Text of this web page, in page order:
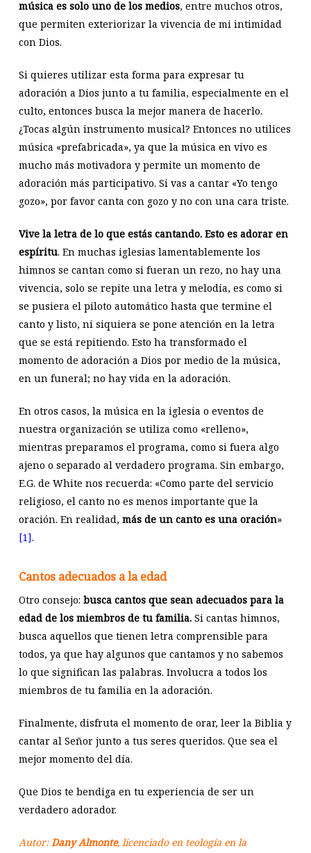
música es solo uno de los medios, entre muchos otros,
que permiten exteriorizar la vivencia de mi intimidad
con Dios.
Si quieres utilizar esta forma para expresar tu
adoración a Dios junto a tu familia, especialmente en el
culto, entonces busca la mejor manera de hacerlo.
¿Tocas algún instrumento musical? Entonces no utilices
música «prefabricada», ya que la música en vivo es
mucho más motivadora y permite un momento de
adoración más participativo. Si vas a cantar «Yo tengo
gozo», por favor canta con gozo y no con una cara triste.
Vive la letra de lo que estás cantando. Esto es adorar en
espíritu. En muchas iglesias lamentablemente los
himnos se cantan como si fueran un rezo, no hay una
vivencia, solo se repite una letra y melodía, es como si
se pusiera el piloto automático hasta que termine el
canto y listo, ni siquiera se pone atención en la letra
que se está repitiendo. Esto ha transformado el
momento de adoración a Dios por medio de la música,
en un funeral; no hay vida en la adoración.
En otros casos, la música en la iglesia o eventos de
nuestra organización se utiliza como «relleno»,
mientras preparamos el programa, como si fuera algo
ajeno o separado al verdadero programa. Sin embargo,
E.G. de White nos recuerda: «Como parte del servicio
religioso, el canto no es menos importante que la
oración. En realidad, más de un canto es una oración»
[1].
Cantos adecuados a la edad
Otro consejo: busca cantos que sean adecuados para la
edad de los miembros de tu familia.Si cantas himnos,
busca aquellos que tienen letra comprensible para
todos, ya que hay algunos que cantamos y no sabemos
lo que significan las palabras. Involucra a todos los
miembros de tu familia en la adoración.
Finalmente, disfruta el momento de orar, leer la Biblia y
cantar al Señor junto a tus seres queridos. Que sea el
mejor momento del día.
Que Dios te bendiga en tu experiencia de ser un
verdadero adorador.
Autor:Dany Almonte, licenciado en teología en la